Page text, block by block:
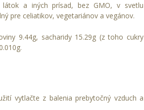
látok a iných prísad, bez GMO, v svetlu
pre celiatikov, vegetariánov a vegánov.
9.44g, sacharidy 15.29g (z toho cukry
vytlačte z balenia prebytočný vzduch a